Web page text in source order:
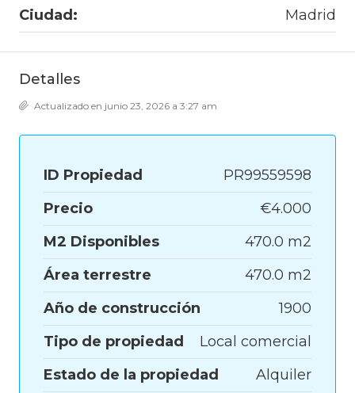
Ciudad: Madrid
Detalles
Actualizado en junio 23, 2026 a 3:27 am
ID Propiedad
PR99559598
Precio
€4.000
M2 Disponibles
470.0 m2
Área terrestre
470.0 m2
Año de construcción
1900
Tipo de propiedad
Local comercial
Estado de la propiedad
Alquiler